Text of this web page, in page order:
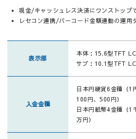
現金/キャッシュレス決済にワンストップ
レセコン連携/バーコード金額連動の運用
表示部
本体：15.6型TFT
サブ：10.1型TFT
入金金種
日本円硬貨6金種（1
100円、500円）
日本円紙幣4金種（1
万円）